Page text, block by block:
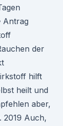
Antrag
der
hilft
heilt und
aber,
2019 Auch,